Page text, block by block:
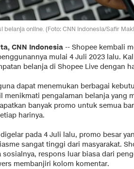
belanja online. (Foto: CNN Indonesia/Safir
CNN Indonesia -- Shopee kembali
mulai 4 Juli 2023 lalu.
belanja di Shopee Live dengan
dapat menemukan berbagai
menikmati pengalaman belanja yang
banyak promo untuk semua
harinya.
pada 4 Juli lalu, promo besar
sangat tinggi dari masyarakat.
sosialnya, respons luar biasa dari
membanjiri kolom komentar.